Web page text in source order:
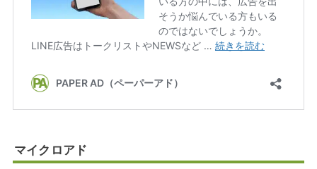
マイクロアド